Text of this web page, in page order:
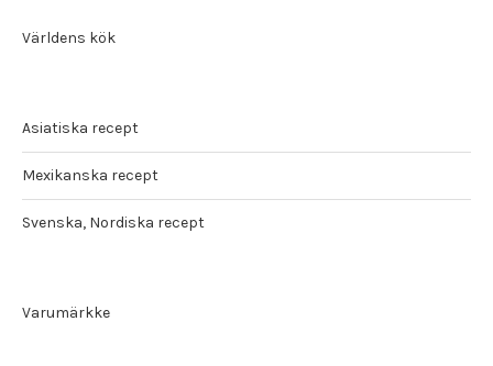
Världens kök
Asiatiska recept
Mexikanska recept
Svenska, Nordiska recept
Varumärkke